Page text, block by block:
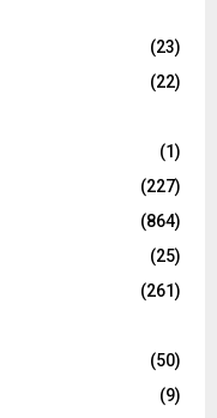
(23)
(22)
(1)
(227)
(864)
(25)
(261)
(50)
(9)